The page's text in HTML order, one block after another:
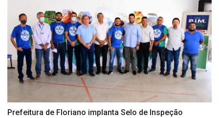
Prefeitura de Floriano implanta Selo de Inspeção